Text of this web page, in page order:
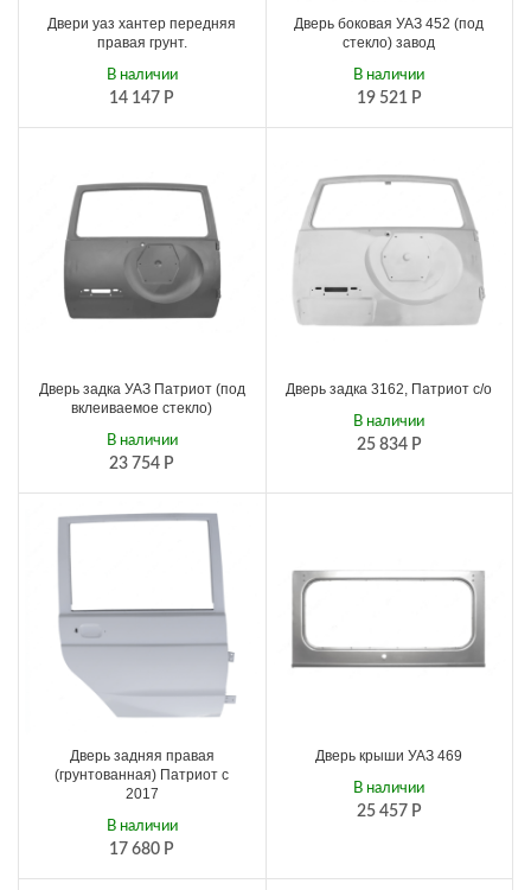
Двери уаз хантер передняя
правая грунт.
14 147 Р
В наличии
Дверь боковая УАЗ 452 (под
стекло) завод
19 521 Р
В наличии
Дверь задка УАЗ Патриот (под
вклеиваемое стекло)
23 754 Р
В наличии
Дверь задка 3162, Патриот с/о
25 834 Р
В наличии
Дверь задняя правая
(грунтованная) Патриот с
2017
17 680 Р
В наличии
Дверь крыши УАЗ 469
25 457 Р
В наличии